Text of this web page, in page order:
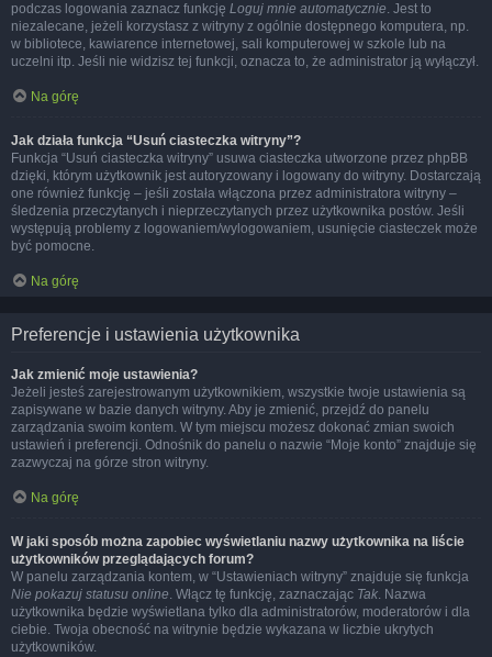
podczas logowania zaznacz funkcję Loguj mnie automatycznie. Jest to
niezalecane, jeżeli korzystasz z witryny z ogólnie dostępnego komputera, np.
w bibliotece, kawiarence internetowej, sali komputerowej w szkole lub na
uczelni itp. Jeśli nie widzisz tej funkcji, oznacza to, że administrator ją wyłączył.
Na górę
Jak działa funkcja “Usuń ciasteczka witryny”?
Funkcja “Usuń ciasteczka witryny” usuwa ciasteczka utworzone przez phpBB
dzięki, którym użytkownik jest autoryzowany i logowany do witryny. Dostarczają
one również funkcję – jeśli została włączona przez administratora witryny –
śledzenia przeczytanych i nieprzeczytanych przez użytkownika postów. Jeśli
występują problemy z logowaniem/wylogowaniem, usunięcie ciasteczek może
być pomocne.
Na górę
Preferencje i ustawienia użytkownika
Jak zmienić moje ustawienia?
Jeżeli jesteś zarejestrowanym użytkownikiem, wszystkie twoje ustawienia są
zapisywane w bazie danych witryny. Aby je zmienić, przejdź do panelu
zarządzania swoim kontem. W tym miejscu możesz dokonać zmian swoich
ustawień i preferencji. Odnośnik do panelu o nazwie “Moje konto” znajduje się
zazwyczaj na górze stron witryny.
Na górę
W jaki sposób można zapobiec wyświetlaniu nazwy użytkownika na liście
użytkowników przeglądających forum?
W panelu zarządzania kontem, w “Ustawieniach witryny” znajduje się funkcja
Nie pokazuj statusu online. Włącz tę funkcję, zaznaczając Tak. Nazwa
użytkownika będzie wyświetlana tylko dla administratorów, moderatorów i dla
ciebie. Twoja obecność na witrynie będzie wykazana w liczbie ukrytych
użytkowników.